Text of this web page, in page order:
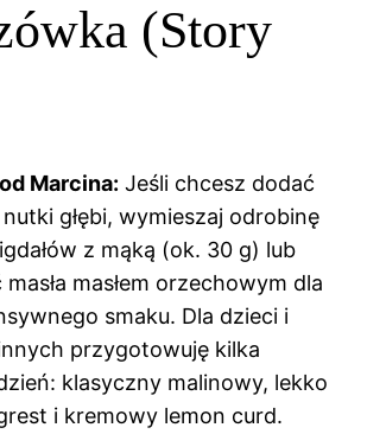
(Story
Marcina: Jeśli chcesz dodać
głębi, wymieszaj odrobinę
z mąką (ok. 30 g) lub
masłem orzechowym dla
smaku. Dla dzieci i
przygotowuję kilka
klasyczny malinowy, lekko
i kremowy lemon curd.